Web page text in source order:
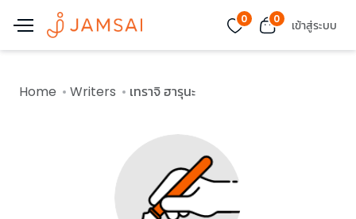
0 0 เข้าสู่ระบบ
Home Writers เทราจิ ฮารุนะ